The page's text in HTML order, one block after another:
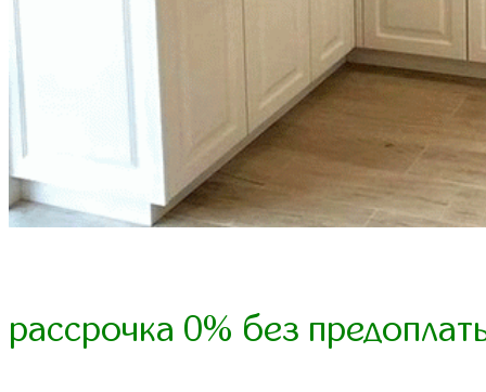
рассрочка 0% без